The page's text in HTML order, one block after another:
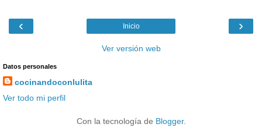
‹ ›
Inicio
Ver versión web
Datos personales
cocinandoconlulita
Ver todo mi perfil
Con la tecnología de Blogger.